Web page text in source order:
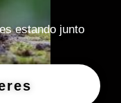
estando junto